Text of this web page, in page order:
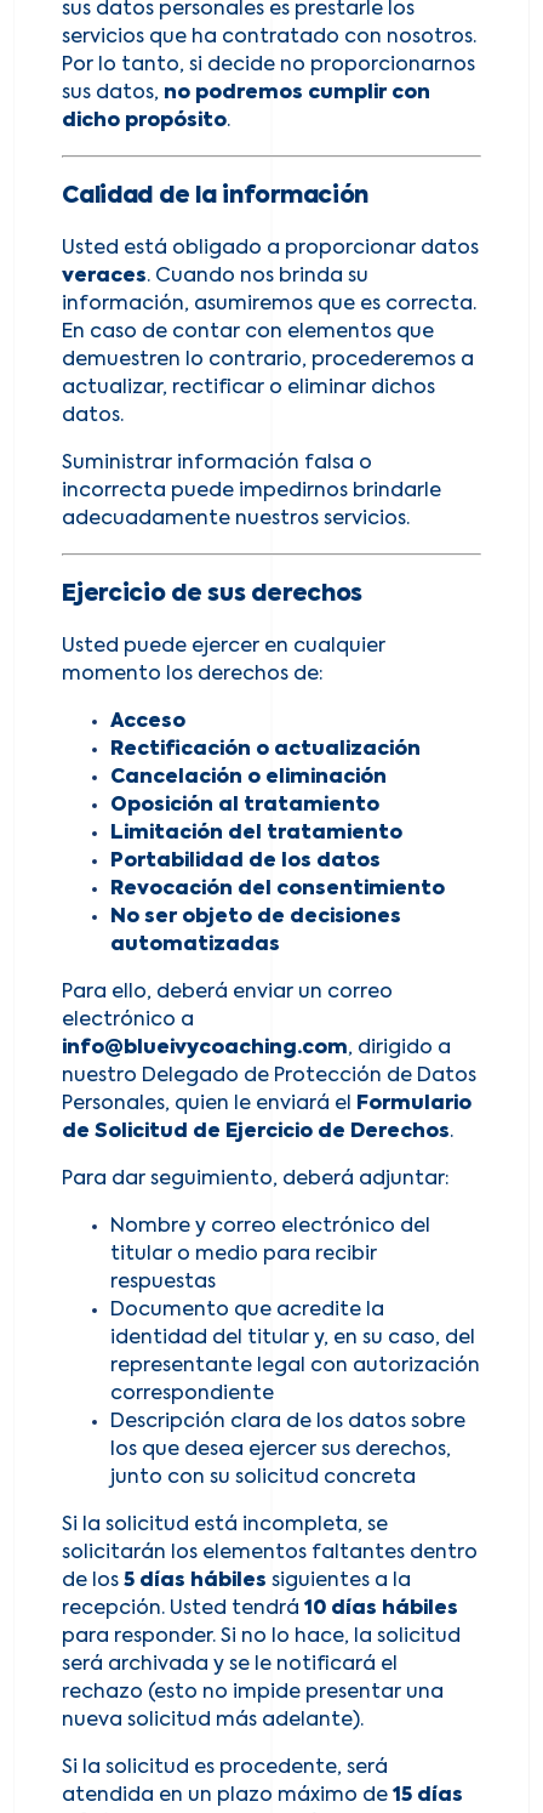
sus datos personales es prestarle los
servicios que ha contratado con nosotros.
Por lo tanto, si decide no proporcionarnos
sus datos, no podremos cumplir con
dicho propósito.
Calidad de la información
Usted está obligado a proporcionar datos
veraces. Cuando nos brinda su
información, asumiremos que es correcta.
En caso de contar con elementos que
demuestren lo contrario, procederemos a
actualizar, rectificar o eliminar dichos
datos.
Suministrar información falsa o
incorrecta puede impedirnos brindarle
adecuadamente nuestros servicios.
Ejercicio de sus derechos
Usted puede ejercer en cualquier
momento los derechos de:
Acceso
Rectificación o actualización
Cancelación o eliminación
Oposición al tratamiento
Limitación del tratamiento
Portabilidad de los datos
Revocación del consentimiento
No ser objeto de decisiones
automatizadas
Para ello, deberá enviar un correo
electrónico a
info@blueivycoaching.com, dirigido a
nuestro Delegado de Protección de Datos
Personales, quien le enviará el Formulario
de Solicitud de Ejercicio de Derechos.
Para dar seguimiento, deberá adjuntar:
Nombre y correo electrónico del
titular o medio para recibir
respuestas
Documento que acredite la
identidad del titular y, en su caso, del
representante legal con autorización
correspondiente
Descripción clara de los datos sobre
los que desea ejercer sus derechos,
junto con su solicitud concreta
Si la solicitud está incompleta, se
solicitarán los elementos faltantes dentro
de los5 días hábiles siguientes a la
recepción. Usted tendrá10 días hábiles
para responder. Si no lo hace, la solicitud
será archivada y se le notificará el
rechazo (esto no impide presentar una
nueva solicitud más adelante).
Si la solicitud es procedente, será
atendida en un plazo máximo de15 días